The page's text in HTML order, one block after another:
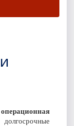
операционная
долгосрочные